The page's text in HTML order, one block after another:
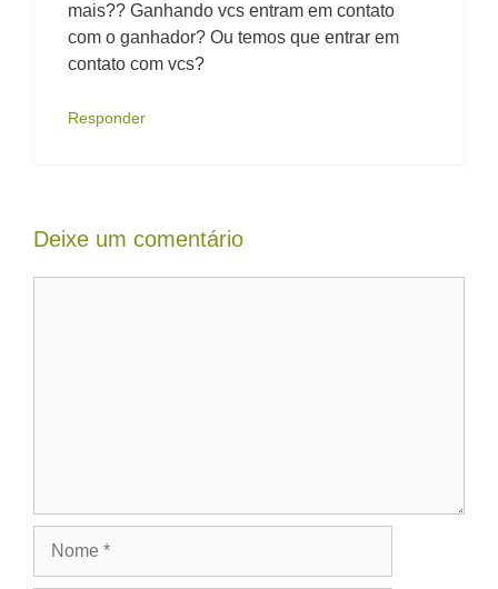
mais?? Ganhando vcs entram em contato
com o ganhador? Ou temos que entrar em
contato com vcs?
Responder
Deixe um comentário